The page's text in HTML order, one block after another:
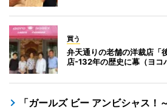
買う
弁天通りの老舗の洋裁店「
店-132年の歴史に幕（ヨコ
「ガールズ ビー アンビシャス！